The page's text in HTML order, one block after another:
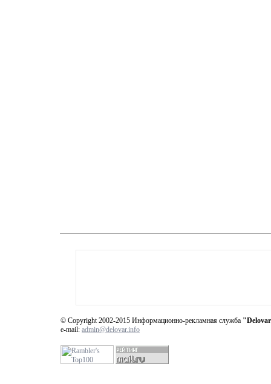
© Copyright 2002-2015 Информационно-рекламная служба
e-mail: admin@delovar.info